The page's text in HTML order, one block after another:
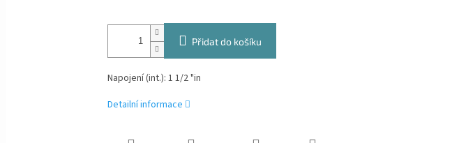
cena:
Přidat do košíku
Napojení (int.): 1 1/2 "in
Detailní informace